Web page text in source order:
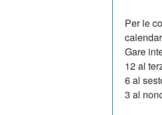
Per le
Gare
12 al
6 al
3 al